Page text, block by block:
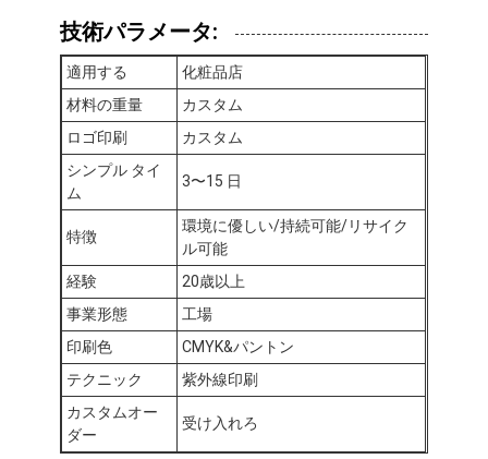
家へ
製品
わたしたち に つい て
技術パラメータ:
適用する
化粧品店
材料の重量
カスタム
ロゴ印刷
カスタム
シンプル タイ
ム
3〜15 日
特徴
環境に優しい/持続可能/リサイク
ル可能
経験
20歳以上
事業形態
工場
印刷色
CMYK&パントン
テクニック
紫外線印刷
カスタムオー
ダー
受け入れろ